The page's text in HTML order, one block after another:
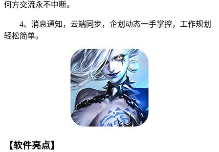
何方交流永不中断。
4、消息通知，云端同步，企划动态一手掌控，工作规划
轻松简单。
【软件亮点】